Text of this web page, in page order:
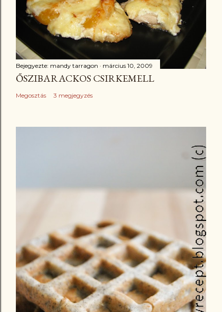
Bejegyezte: mandy tarragon március 10, 2009
ŐSZIBARACKOS CSIRKEMELL
Megosztás 3 megjegyzés